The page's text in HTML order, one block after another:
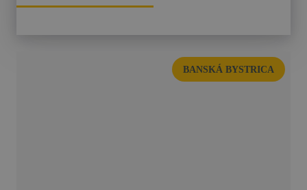
BANSKÁ BYSTRICA